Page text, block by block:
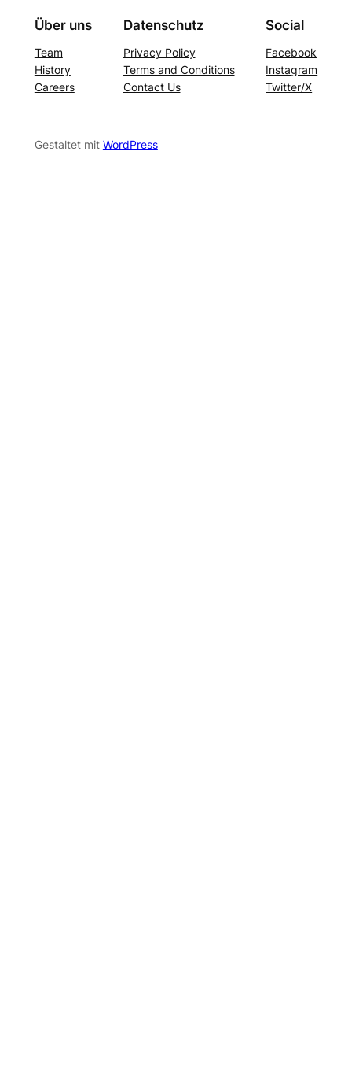
Über uns
Team
History
Careers
Datenschutz
Privacy Policy
Terms and Conditions
Contact Us
Social
Facebook
Instagram
Twitter/X
Gestaltet mit WordPress